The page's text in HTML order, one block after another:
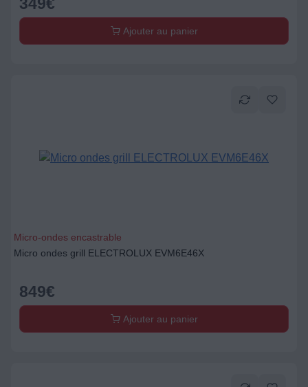
Ajouter au panier
Micro-ondes encastrable
Micro ondes grill ELECTROLUX EVM6E46X
849€
Ajouter au panier